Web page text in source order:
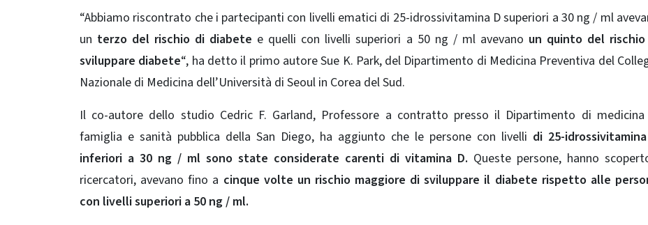
“Abbiamo riscontrato che i partecipanti con livelli ematici di 25-idrossivitamina D superiori a 30 ng / ml
un terzo del rischio di diabete e quelli con livelli superiori a 50 ng / ml avevano un quinto del
sviluppare diabete“, ha detto il primo autore Sue K. Park, del Dipartimento di Medicina Preventiva del
Nazionale di Medicina dell’Università di Seoul in Corea del Sud.
Il co-autore dello studio Cedric F. Garland, Professore a contratto presso il Dipartimento di
famiglia e sanità pubblica della San Diego, ha aggiunto che le persone con livelli di 25-
inferiori a 30 ng / ml sono state considerate carenti di vitamina D. Queste persone, hanno
ricercatori, avevano fino a cinque volte un rischio maggiore di sviluppare il diabete rispetto alle
con livelli superiori a 50 ng / ml.